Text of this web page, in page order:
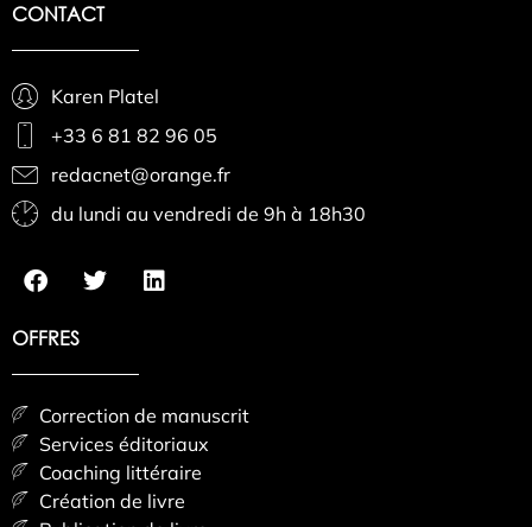
CONTACT
Karen Platel
+33 6 81 82 96 05
redacnet@orange.fr
du lundi au vendredi de 9h à 18h30
OFFRES
Correction de manuscrit
Services éditoriaux
Coaching littéraire
Création de livre